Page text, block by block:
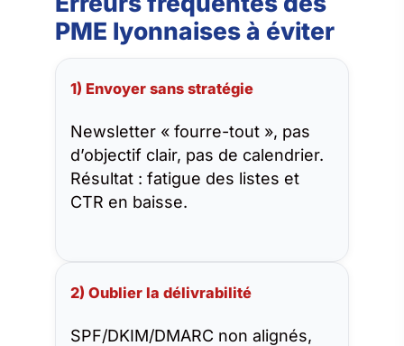
PME lyonnaises à éviter
1) Envoyer sans stratégie
Newsletter « fourre-tout », pas
d’objectif clair, pas de calendrier.
Résultat : fatigue des listes et
CTR en baisse.
2) Oublier la délivrabilité
SPF/DKIM/DMARC non alignés,